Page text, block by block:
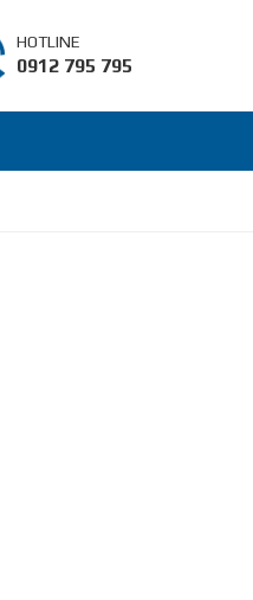
HOTLINE
0912 795 795